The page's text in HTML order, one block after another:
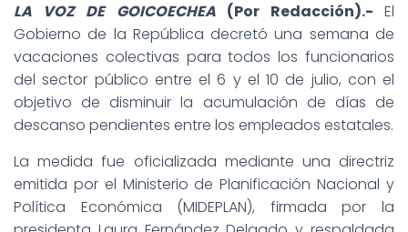
LA VOZ DE GOICOECHEA(Por Redacción).- El
Gobierno de la República decretó una semana de
vacaciones colectivas para todos los funcionarios
del sector público entre el 6 y el 10 de julio, con el
objetivo de disminuir la acumulación de días de
descanso pendientes entre los empleados estatales.
La medida fue oficializada mediante una directriz
emitida por el Ministerio de Planificación Nacional y
Política Económica (MIDEPLAN), firmada por la